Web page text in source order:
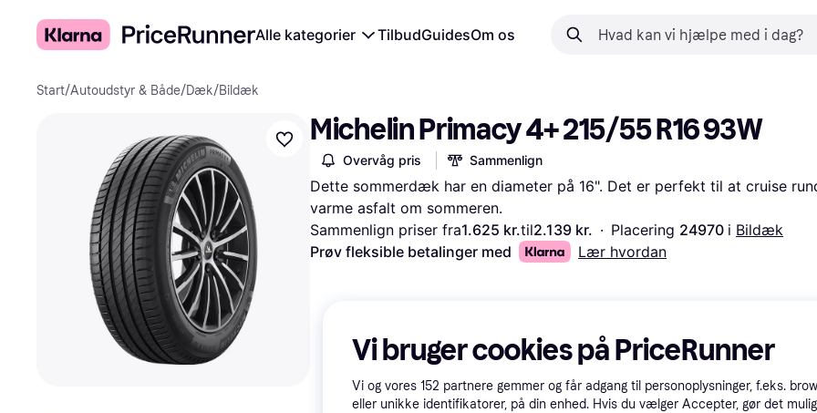
Alle kategorier TilbudGuidesOm os
Start/Autoudstyr & Både/Dæk/Bildæk
Michelin Primacy 4+ 215/55 R16 93W
Overvåg pris Sammenlign
Dette sommerdæk har en diameter på 16". Det er perfekt til at cruise
varme asfalt om sommeren.
Sammenlign priser fra1.625 kr.til2.139 kr. · Placering 24970 i Bildæk
Prøv fleksible betalinger med
Lær hvordan
Vi bruger cookies på PriceRunner
Vi og vores 152 partnere gemmer og får adgang til personoplysninger, f.eks.
eller unikke identifikatorer, på din enhed. Hvis du vælger Accepter, gør det